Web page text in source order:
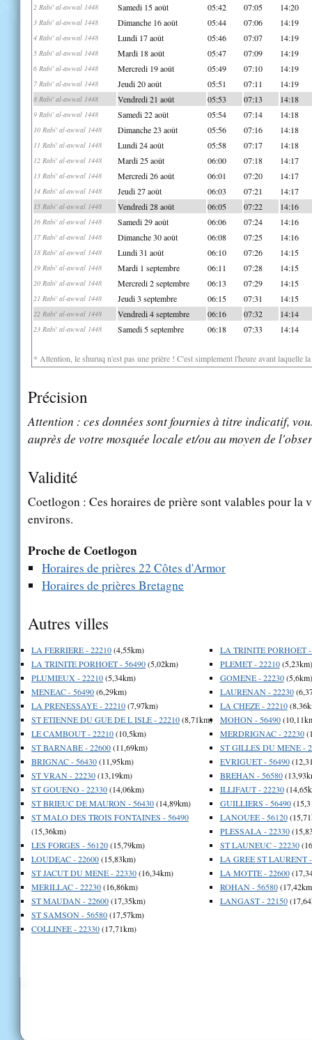
2 Rabi' al-awwal 1448 Samedi 15 août 05:42 07:05 14:20
3 Rabi' al-awwal 1448 Dimanche 16 août 05:44 07:06 14:19
4 Rabi' al-awwal 1448 Lundi 17 août 05:46 07:07 14:19
5 Rabi' al-awwal 1448 Mardi 18 août 05:47 07:09 14:19
6 Rabi' al-awwal 1448 Mercredi 19 août 05:49 07:10 14:19
7 Rabi' al-awwal 1448 Jeudi 20 août 05:51 07:11 14:19
8 Rabi' al-awwal 1448 Vendredi 21 août 05:53 07:13 14:18
9 Rabi' al-awwal 1448 Samedi 22 août 05:54 07:14 14:18
10 Rabi' al-awwal 1448 Dimanche 23 août 05:56 07:16 14:18
11 Rabi' al-awwal 1448 Lundi 24 août 05:58 07:17 14:18
12 Rabi' al-awwal 1448 Mardi 25 août 06:00 07:18 14:17
13 Rabi' al-awwal 1448 Mercredi 26 août 06:01 07:20 14:17
14 Rabi' al-awwal 1448 Jeudi 27 août 06:03 07:21 14:17
15 Rabi' al-awwal 1448 Vendredi 28 août 06:05 07:22 14:16
16 Rabi' al-awwal 1448 Samedi 29 août 06:06 07:24 14:16
17 Rabi' al-awwal 1448 Dimanche 30 août 06:08 07:25 14:16
18 Rabi' al-awwal 1448 Lundi 31 août 06:10 07:26 14:15
19 Rabi' al-awwal 1448 Mardi 1 septembre 06:11 07:28 14:15
20 Rabi' al-awwal 1448 Mercredi 2 septembre 06:13 07:29 14:15
21 Rabi' al-awwal 1448 Jeudi 3 septembre 06:15 07:31 14:15
22 Rabi' al-awwal 1448 Vendredi 4 septembre 06:16 07:32 14:14
23 Rabi' al-awwal 1448 Samedi 5 septembre 06:18 07:33 14:14
* Attention, le shuruq n'est pas une prière ! C'est simplement l'heure avant laquelle
Précision
Attention : ces données sont fournies à titre indicatif,
auprès de votre mosquée locale et/ou au moyen de
Validité
Coetlogon : Ces horaires de prière sont valables pour la
environs.
Proche de Coetlogon
Horaires de prières 22 Côtes d'Armor
Horaires de prières Bretagne
Autres villes
LA FERRIERE - 22210(4,55km)
LA TRINITE PORHOET - 56490(5,02km)
PLUMIEUX - 22210(5,34km)
MENEAC - 56490(6,29km)
LA PRENESSAYE - 22210(7,97km)
ST ETIENNE DU GUE DE L ISLE - 22210(8,71km)
LE CAMBOUT - 22210(10,5km)
ST BARNABE - 22600(11,69km)
BRIGNAC - 56430(11,95km)
ST VRAN - 22230(13,19km)
ST GOUENO - 22330(14,06km)
ST BRIEUC DE MAURON - 56430(14,89km)
ST MALO DES TROIS FONTAINES - 56490
(15,36km)
LES FORGES - 56120(15,79km)
LOUDEAC - 22600(15,83km)
ST JACUT DU MENE - 22330(16,34km)
MERILLAC - 22230(16,86km)
ST MAUDAN - 22600(17,35km)
ST SAMSON - 56580(17,57km)
COLLINEE - 22330(17,71km)
LA TRINITE PORHOET -
PLEMET - 22210(5,23km)
GOMENE - 22230(5,6km)
LAURENAN - 22230
LA CHEZE - 22210
MOHON - 56490
MERDRIGNAC - 22230
ST GILLES DU MENE -
EVRIGUET - 56490
BREHAN - 56580
ILLIFAUT - 22230
GUILLIERS - 56490
LANOUEE - 56120
PLESSALA - 22330
ST LAUNEUC - 22230
LA GREE ST LAURENT
LA MOTTE - 22600
ROHAN - 56580
LANGAST - 22150